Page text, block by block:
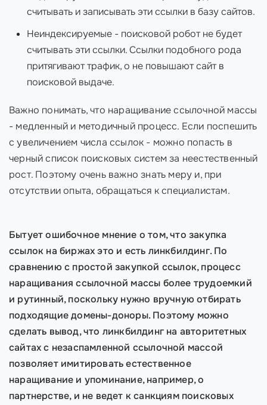
считывать и записывать эти ссылки в базу сайтов.
Неиндексируемые - поисковой робот не будет
считывать эти ссылки. Ссылки подобного рода
притягивают трафик, о не повышают сайт в
поисковой выдаче.
Важно понимать, что наращивание ссылочной массы
- медленный и методичный процесс. Если поспешить
с увеличением числа ссылок - можно попасть в
черный список поисковых систем за неестественный
рост. Поэтому очень важно знать меру и, при
отсутствии опыта, обращаться к специалистам.
Бытует ошибочное мнение о том, что закупка
ссылок на биржах это и есть линкбилдинг. По
сравнению с простой закупкой ссылок, процесс
наращивания ссылочной массы более трудоемкий
и рутинный, поскольку нужно вручную отбирать
подходящие домены-доноры. Поэтому можно
сделать вывод, что линкбилдинг на авторитетных
сайтах с незаспамленной ссылочной массой
позволяет имитировать естественное
наращивание и упоминание, например, о
партнерстве, и не ведет к санкциям поисковых